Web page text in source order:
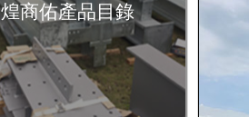
煌商佑產品目錄